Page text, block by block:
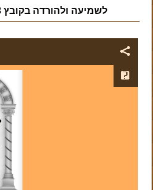
לשמיעה ולהורדה בקובץ mp3 -